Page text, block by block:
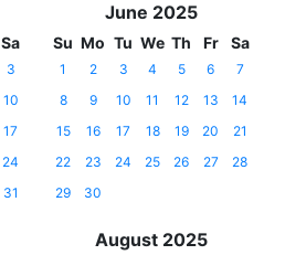
Sa
3
10
17
24
31
June 2025
Su Mo Tu We Th Fr Sa
1 2 3 4 5 6
7
8
9 10 11 12 13
14
15
16 17 18 19 20
21
22
23 24 25 26 27
28
29
30
August 2025